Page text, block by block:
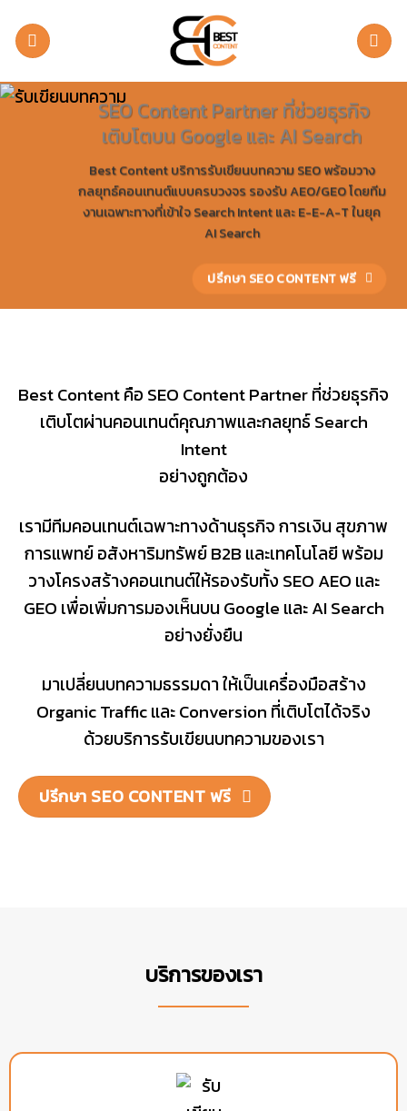
เนื้อหา
SEO Content Partner ที่ช่วยธุรกิจ
เติบโตบนGoogle และ AI Search
Best Content บริการรับเขียนบทความ SEO พร้อมวาง
กลยุทธ์คอนเทนต์แบบครบวงจร รองรับ AEO/GEO โดยทีม
งานเฉพาะทางที่เข้าใจ Search Intent และ E-E-A-T ในยุค
AI Search
ปรึกษา SEO CONTENT ฟรี
Best Content คือ SEO Content Partner ที่ช่วยธุรกิจ
เติบโตผ่านคอนเทนต์คุณภาพและกลยุทธ์ Search
Intent
อย่างถูกต้อง
เรามีทีมคอนเทนต์เฉพาะทางด้านธุรกิจ การเงิน สุขภาพ
การแพทย์ อสังหาริมทรัพย์ B2B และเทคโนโลยี พร้อม
วางโครงสร้างคอนเทนต์ให้รองรับทั้ง SEO AEO และ
GEO เพื่อเพิ่มการมองเห็นบน Google และ AI Search
อย่างยั่งยืน
มาเปลี่ยนบทความธรรมดา ให้เป็นเครื่องมือสร้าง
Organic Traffic และ Conversion ที่เติบโตได้จริง
ด้วยบริการรับเขียนบทความของเรา
ปรึกษา SEO CONTENT ฟรี
บริการของเรา